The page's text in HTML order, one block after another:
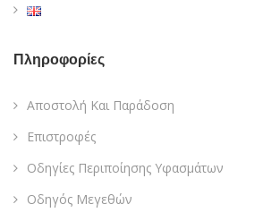
Πληροφορίες
Αποστολή Και Παράδοση
Επιστροφές
Οδηγίες Περιποίησης Υφασμάτων
Οδηγός Μεγεθών